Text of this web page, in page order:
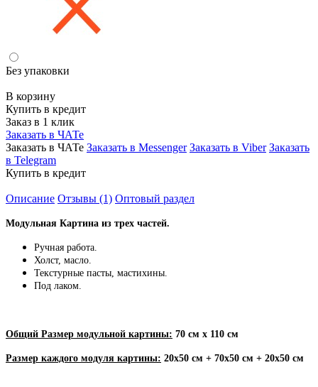
Без упаковки
В корзину
Купить в кредит
Заказ в 1 клик
Заказать в ЧАТе
Заказать в ЧАТе Заказать в Messenger Заказать в Viber Заказать
в Telegram
Купить в кредит
Описание Отзывы (1) Оптовый раздел
Модульная Картина из трех частей.
Ручная работа.
Холст, масло.
Текстурные пасты, мастихины.
Под лаком.
Общий Размер модульной картины: 70 см х 110 см
Размер каждого модуля картины: 20х50 см + 70х50 см + 20х50 см